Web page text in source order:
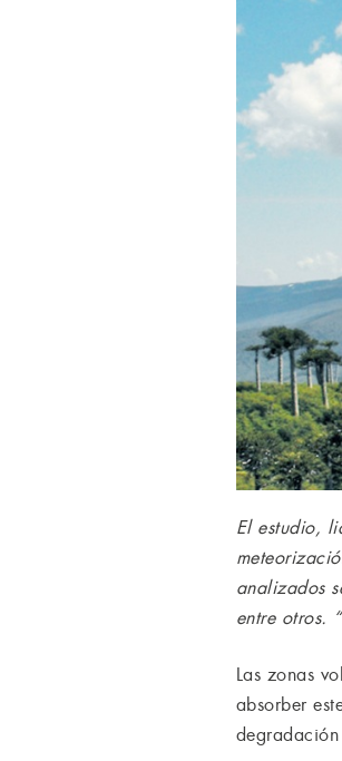
El estudio,
analizados
entre otros.
Las zonas
absorber